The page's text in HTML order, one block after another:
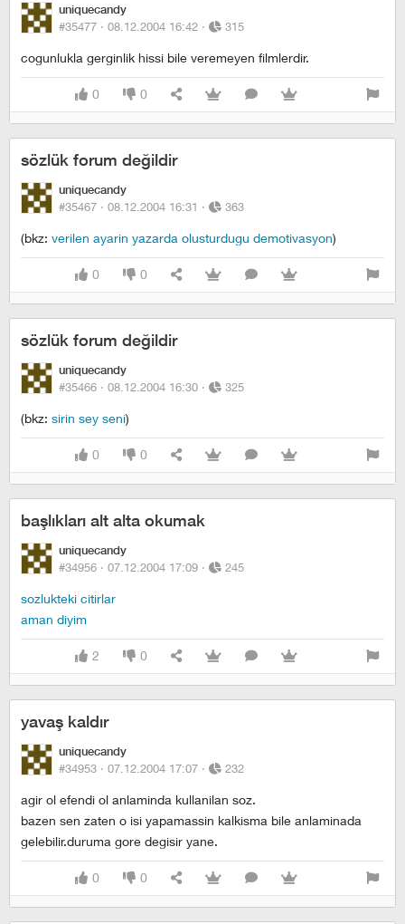
uniquecandy
#35477 · 08.12.2004 16:42 · 315
cogunlukla gerginlik hissi bile veremeyen filmlerdir.
0 0
sözlük forum değildir
uniquecandy
#35467 · 08.12.2004 16:31 · 363
(bkz: verilen ayarin yazarda olusturdugu demotivasyon)
0 0
sözlük forum değildir
uniquecandy
#35466 · 08.12.2004 16:30 · 325
(bkz: sirin sey seni)
0 0
başlıkları alt alta okumak
uniquecandy
#34956 · 07.12.2004 17:09 · 245
sozlukteki citirlar
aman diyim
2 0
yavaş kaldır
uniquecandy
#34953 · 07.12.2004 17:07 · 232
agir ol efendi ol anlaminda kullanilan soz.
bazen sen zaten o isi yapamassin kalkisma bile anlaminada
gelebilir.duruma gore degisir yane.
0 0